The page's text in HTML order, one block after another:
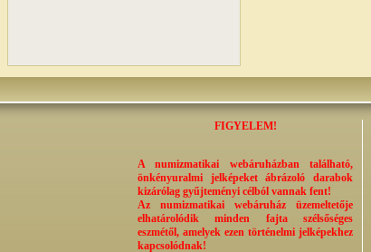
FIGYELEM!
A numizmatikai webáruházban található,
önkényuralmi jelképeket ábrázoló darabok
kizárólag gyűjteményi célból vannak fent!
Az numizmatikai webáruház üzemeltetője
elhatárolódik minden fajta szélsőséges
eszmétől, amelyek ezen történelmi jelképekhez
kapcsolódnak!